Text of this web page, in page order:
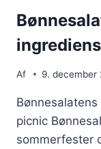
Af 9. december
picnic
sommerfester